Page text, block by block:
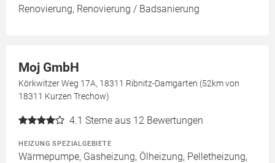
Renovierung, Renovierung / Badsanierung
Moj GmbH
Körkwitzer Weg 17A, 18311 Ribnitz-Damgarten (52km von
18311 Kurzen Trechow)
4.1 Sterne aus 12 Bewertungen
HEIZUNG SPEZIALGEBIETE
Wärmepumpe, Gasheizung, Ölheizung, Pelletheizung,